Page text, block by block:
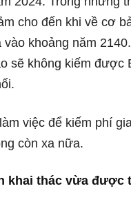
cho đến khi về cơ
vào khoảng năm
sẽ không kiếm được
việc để kiếm phí
còn xa nữa.
khai thác vừa được